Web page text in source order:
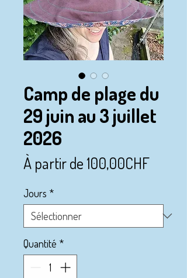
Camp de plage du
29 juin au 3 juillet
2026
À partir de100,00CHFPrix
Jours *
Quantité *